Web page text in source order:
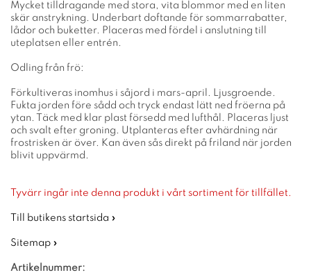
Mycket tilldragande med stora, vita blommor med en liten
skär anstrykning. Underbart doftande för sommarrabatter,
lådor och buketter. Placeras med fördel i anslutning till
uteplatsen eller entrén.
Odling från frö:
Förkultiveras inomhus i såjord i mars-april. Ljusgroende.
Fukta jorden före sådd och tryck endast lätt ned fröerna på
ytan. Täck med klar plast försedd med lufthål. Placeras ljust
och svalt efter groning. Utplanteras efter avhärdning när
frostrisken är över. Kan även sås direkt på friland när jorden
blivit uppvärmd.
Tyvärr ingår inte denna produkt i vårt sortiment för tillfället.
Till butikens startsida »
Sitemap »
Artikelnummer: